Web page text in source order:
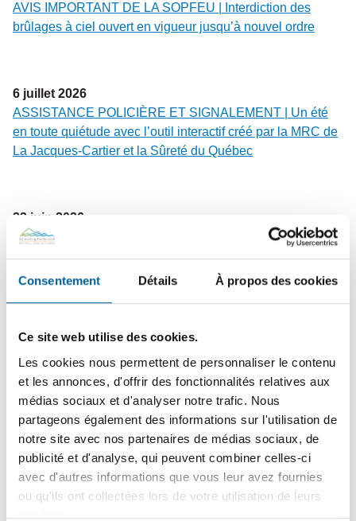
Consentement Détails À propos des cookies
Ce site web utilise des cookies.
Les cookies nous permettent de personnaliser le contenu
et les annonces, d'offrir des fonctionnalités relatives aux
médias sociaux et d'analyser notre trafic. Nous
partageons également des informations sur l'utilisation de
notre site avec nos partenaires de médias sociaux, de
publicité et d'analyse, qui peuvent combiner celles-ci
avec d'autres informations que vous leur avez fournies
ou qu'ils ont collectées lors de votre utilisation de leurs
services.
AVIS IMPORTANT DE LA SOPFEU | Interdiction des
brûlages à ciel ouvert en vigueur jusqu’à nouvel ordre
6 juillet 2026
ASSISTANCE POLICIÈRE ET SIGNALEMENT | Un été
en toute quiétude avec l’outil interactif créé par la MRC de
La Jacques-Cartier et la Sûreté du Québec
22 juin 2026
L’ÉGLISE DE SAINTE-BRIGITTE-DE-LAVAL OUVRE UN
TOUT NOUVEAU CHAPITRE DE SON HISTOIRE | Une
soirée d’inauguration festive a marqué la réouverture de
15 juin 2026
SÉCURITÉ PUBLIQUE – En cours | Tournée résidentielle
de sensibilisation des pompiers : une visite pour votre
sécurité !
10 juin 2026